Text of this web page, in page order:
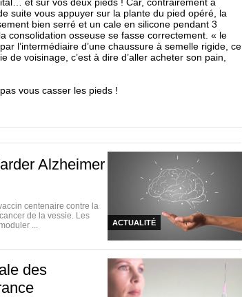
suite vous appuyer sur la plante du pied opéré, la
bien serré et un cale en silicone pendant 3
consolidation osseuse se fasse correctement. « le
l’intermédiaire d’une chaussure à semelle rigide, ce
de voisinage, c’est à dire d’aller acheter son pain,
vous casser les pieds !
Alzheimer
ACTUALITÉ
centenaire contre la
de la vessie. Les
...
des